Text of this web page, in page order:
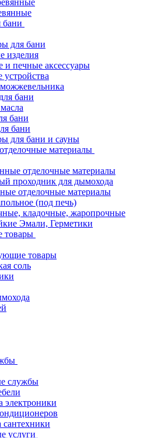
бани
для бани
изделия
печные аксессуары
бани
бани
бани
для бани и сауны
материалы
отделочные материалы
проходник для дымохода
отделочные материалы
(под печь)
кладочные, жаропрочные
Эмали, Герметики
товары
товары
соль
службы
электроники
сантехники
услуги